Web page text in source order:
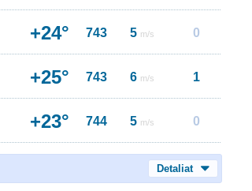
+24° 743 5 m/s 0
+25° 743 6 m/s 1
+23° 744 5 m/s 0
Detaliat